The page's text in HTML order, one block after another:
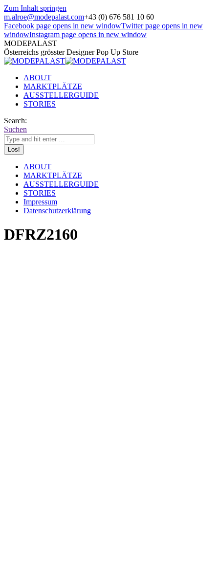
Zum Inhalt springen
m.alroe@modepalast.com+43 (0) 676 581 10 60
Facebook page opens in new windowTwitter page opens in new
windowInstagram page opens in new window
MODEPALAST
Österreichs grösster Designer Pop Up Store
ABOUT
MARKTPLÄTZE
AUSSTELLERGUIDE
STORIES
Search:
Suchen
ABOUT
MARKTPLÄTZE
AUSSTELLERGUIDE
STORIES
Impressum
Datenschutzerklärung
DFRZ2160